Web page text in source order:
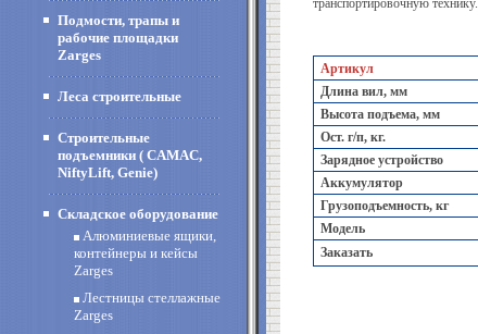
Подмости, трапы и
рабочие площадки
Zarges
Леса строительные
Строительные
подъемники ( CAMAC,
NiftyLift, Genie)
Складское оборудование
Алюминиевые ящики,
контейнеры и кейсы
Zarges
Лестницы стеллажные
Zarges
транспортировочную технику.
Артикул
Длина вил, мм
Высота подъема, мм
Ост. г/п, кг.
Зарядное устройство
Аккумулятор
Грузоподъемность, кг
Модель
Заказать